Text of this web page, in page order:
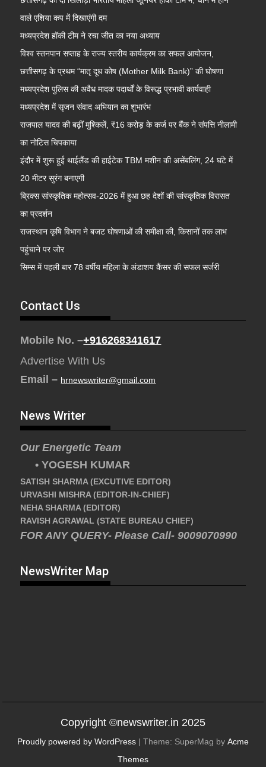
वाले एशिया कप में दिखाएंगी दम
मध्यप्रदेश हॉकी टीम ने रचा जीत का नया अध्याय
विश्व स्तनपान सप्ताह के राज्य स्तरीय कार्यक्रम का सफल आयोजन,
छत्तीसगढ़ के प्रथम “मातृ दूध कोष (Mother Milk Bank)” की घोषणा
मध्यप्रदेश पुलिस की अवैध मादक पदार्थों के विरूद्ध प्रभावी कार्यवाही
मध्यप्रदेश में सृजन संवाद अभियान का शुभारंभ
राजपाल यादव की बढ़ीं मुश्किलें, ₹16 करोड़ के कर्ज पर बैंक ने संपत्ति नीलामी
का नोटिस चिपकाया
इंदौर में शुरू हुई थाईलैंड की हाईटेक TBM मशीन की असेंबलिंग, 24 घंटे में
20 मीटर सुरंग बनाएगी
ब्रिक्स सांस्कृतिक महोत्सव-2026 में हुआ छह देशों की सांस्कृतिक विरासत
का प्रदर्शन
राजस्थान कृषि विभाग ने बजट घोषणाओं की समीक्षा की, किसानों तक लाभ
पहुंचाने पर जोर
सिम्स में पहली बार 78 वर्षीय महिला के अंडाशय कैंसर की सफल सर्जरी
Contact Us
Mobile No. –+916268341617
Advertise With Us
Email – hrnewswriter@gmail.com
News Writer
Our Energetic Team
• YOGESH KUMAR
SATISH SHARMA (EXCUTIVE EDITOR)
URVASHI MISHRA (EDITOR-IN-CHIEF)
NEHA SHARMA (EDITOR)
RAVISH AGRAWAL (STATE BUREAU CHIEF)
FOR ANY QUERY- Please Call- 9009070990
NewsWriter Map
Copyright ©newswriter.in 2025
Proudly powered by WordPress | Theme: SuperMag by Acme
Themes